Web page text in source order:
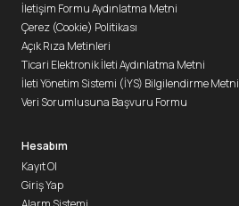
İletişim Formu Aydınlatma Metni
Çerez (Cookie) Politikası
Açık Rıza Metinleri
Ticari Elektronik İleti Aydınlatma Metni
İleti Yönetim Sistemi (İYS) Bilgilendirme Metni
Veri Sorumlusuna Başvuru Formu
Hesabım
Kayıt Ol
Giriş Yap